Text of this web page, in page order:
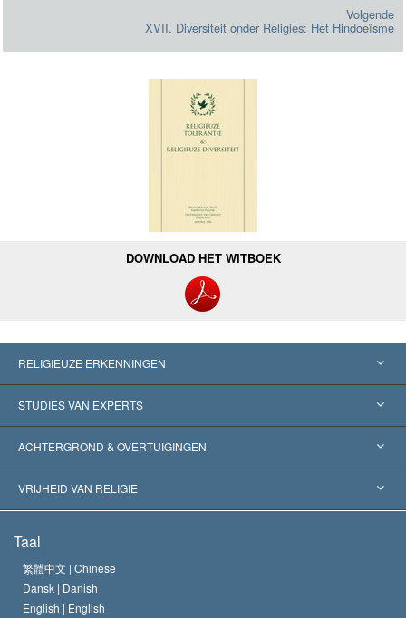
Volgende
XVII. Diversiteit onder Religies: Het Hindoeïsme
DOWNLOAD HET WITBOEK
RELIGIEUZE ERKENNINGEN
Verenigde Staten
Wereldwijde Erkenningen
Historische Beslissingen
STUDIES VAN EXPERTS
Expertises per Categorie
’s Werelds Meest Vooraanstaande Experts
ACHTERGROND & OVERTUIGINGEN
L. Ron Hubbard
Het Credo van de Scientology Kerk
De Code van een Scientoloog
VRIJHEID VAN RELIGIE
Internationale Mensenrechten Standaards
Verklaring over Religie
Taal
繁體中文 | Chinese
Dansk | Danish
English | English